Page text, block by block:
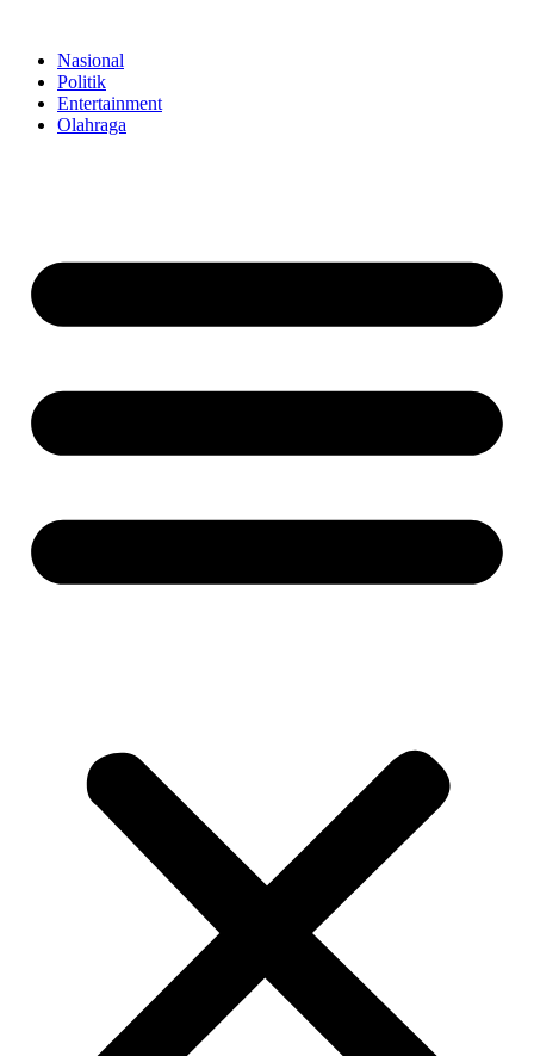
contentNasional
Politik
Entertainment
Olahraga